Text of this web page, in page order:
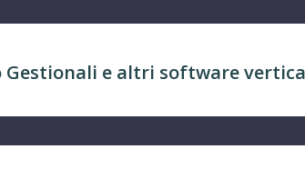
Gestionali e altri software